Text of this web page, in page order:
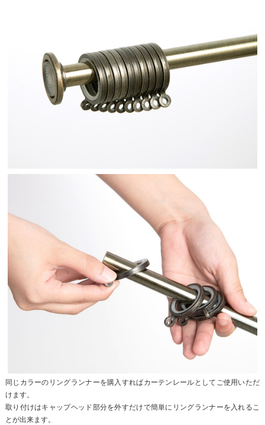
同じカラーのリングランナーを購入すればカーテンレールとしてご使用いただ
けます。
取り付けはキャップヘッド部分を外すだけで簡単にリングランナーを入れるこ
とが出来ます。